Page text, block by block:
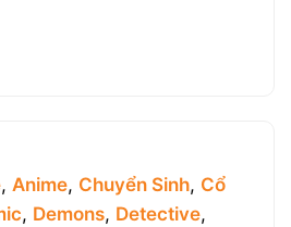
, Anime, Chuyển Sinh, Cổ
, Demons, Detective,